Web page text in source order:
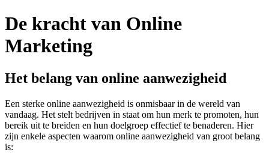
De kracht van Online
Marketing
Het belang van online aanwezigheid
Een sterke online aanwezigheid is onmisbaar in de wereld van
vandaag. Het stelt bedrijven in staat om hun merk te promoten, hun
bereik uit te breiden en hun doelgroep effectief te benaderen. Hier
zijn enkele aspecten waarom online aanwezigheid van groot belang
is: